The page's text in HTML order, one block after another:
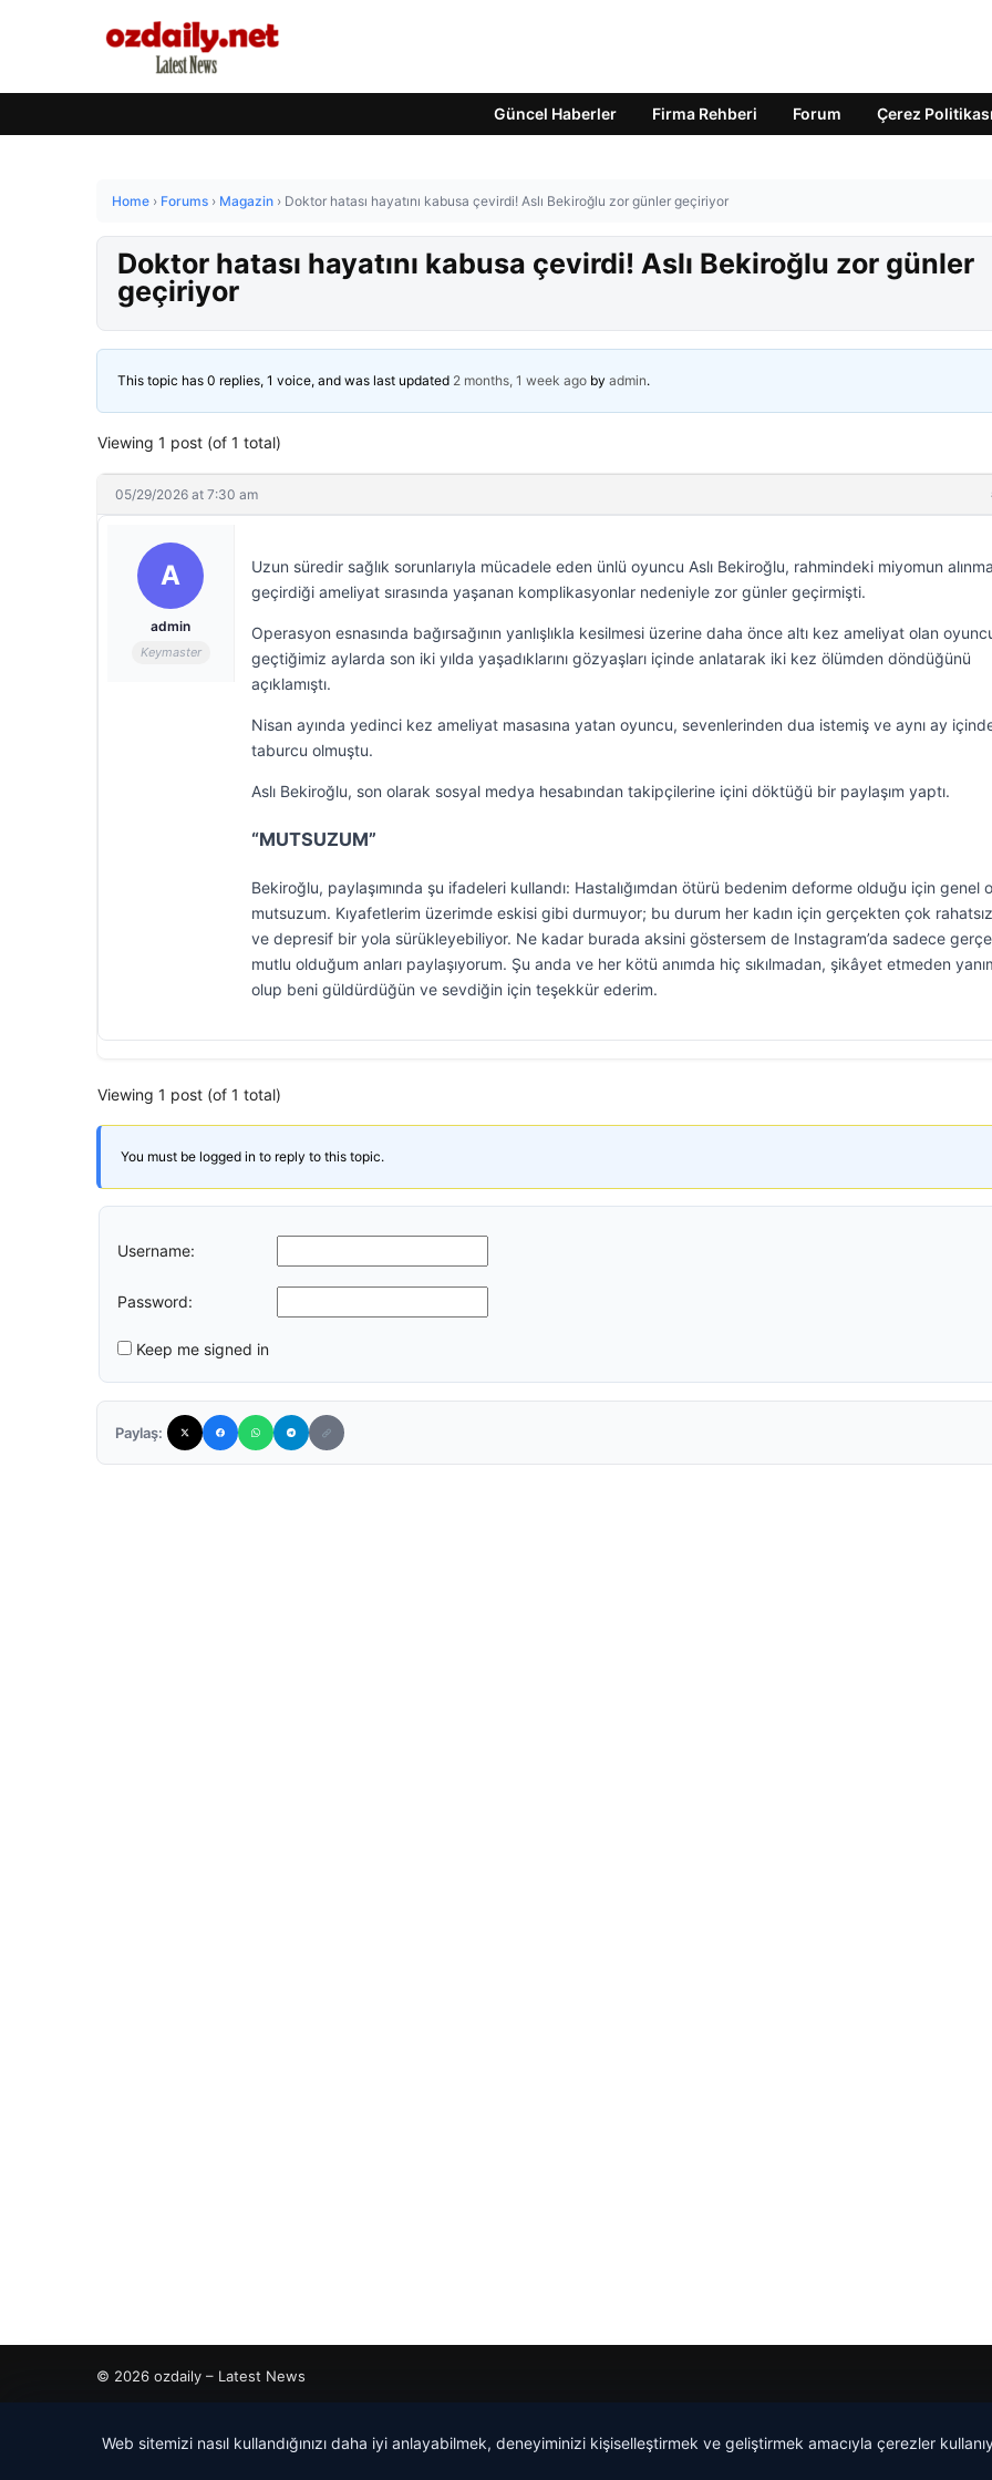
Güncel Haberler Firma Rehberi Forum Çerez Politikası
Home › Forums › Magazin › Doktor hatası hayatını kabusa çevirdi! Aslı Bekiroğlu zor günler geçiriyor
Doktor hatası hayatını kabusa çevirdi! Aslı Bekiroğlu zor günler
geçiriyor
This topic has 0 replies, 1 voice, and was last updated 2 months, 1 week ago by admin.
Viewing 1 post (of 1 total)
05/29/2026 at 7:30 am
A
admin
Keymaster
Uzun süredir sağlık sorunlarıyla mücadele eden ünlü oyuncu Aslı Bekiroğlu, rahmindeki miyomun
geçirdiği ameliyat sırasında yaşanan komplikasyonlar nedeniyle zor günler geçirmişti.
Operasyon esnasında bağırsağının yanlışlıkla kesilmesi üzerine daha önce altı kez ameliyat olan
geçtiğimiz aylarda son iki yılda yaşadıklarını gözyaşları içinde anlatarak iki kez ölümden döndüğünü
açıklamıştı.
Nisan ayında yedinci kez ameliyat masasına yatan oyuncu, sevenlerinden dua istemiş ve aynı ay
taburcu olmuştu.
Aslı Bekiroğlu, son olarak sosyal medya hesabından takipçilerine içini döktüğü bir paylaşım yaptı.
“MUTSUZUM”
Bekiroğlu, paylaşımında şu ifadeleri kullandı: Hastalığımdan ötürü bedenim deforme olduğu için genel
mutsuzum. Kıyafetlerim üzerimde eskisi gibi durmuyor; bu durum her kadın için gerçekten çok
ve depresif bir yola sürükleyebiliyor. Ne kadar burada aksini göstersem de Instagram’da sadece
mutlu olduğum anları paylaşıyorum. Şu anda ve her kötü anımda hiç sıkılmadan, şikâyet etmeden
olup beni güldürdüğün ve sevdiğin için teşekkür ederim.
Viewing 1 post (of 1 total)
You must be logged in to reply to this topic.
Username:
Password:
Keep me signed in
Paylaş:
© 2026 ozdaily – Latest News
Web sitemizi nasıl kullandığınızı daha iyi anlayabilmek, deneyiminizi kişiselleştirmek ve geliştirmek amacıyla çerezler